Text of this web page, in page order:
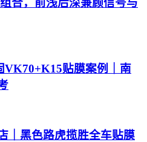
合，前浅后深兼顾信号与
VK70+K15贴膜案例｜南
｜黑色路虎揽胜全车贴膜